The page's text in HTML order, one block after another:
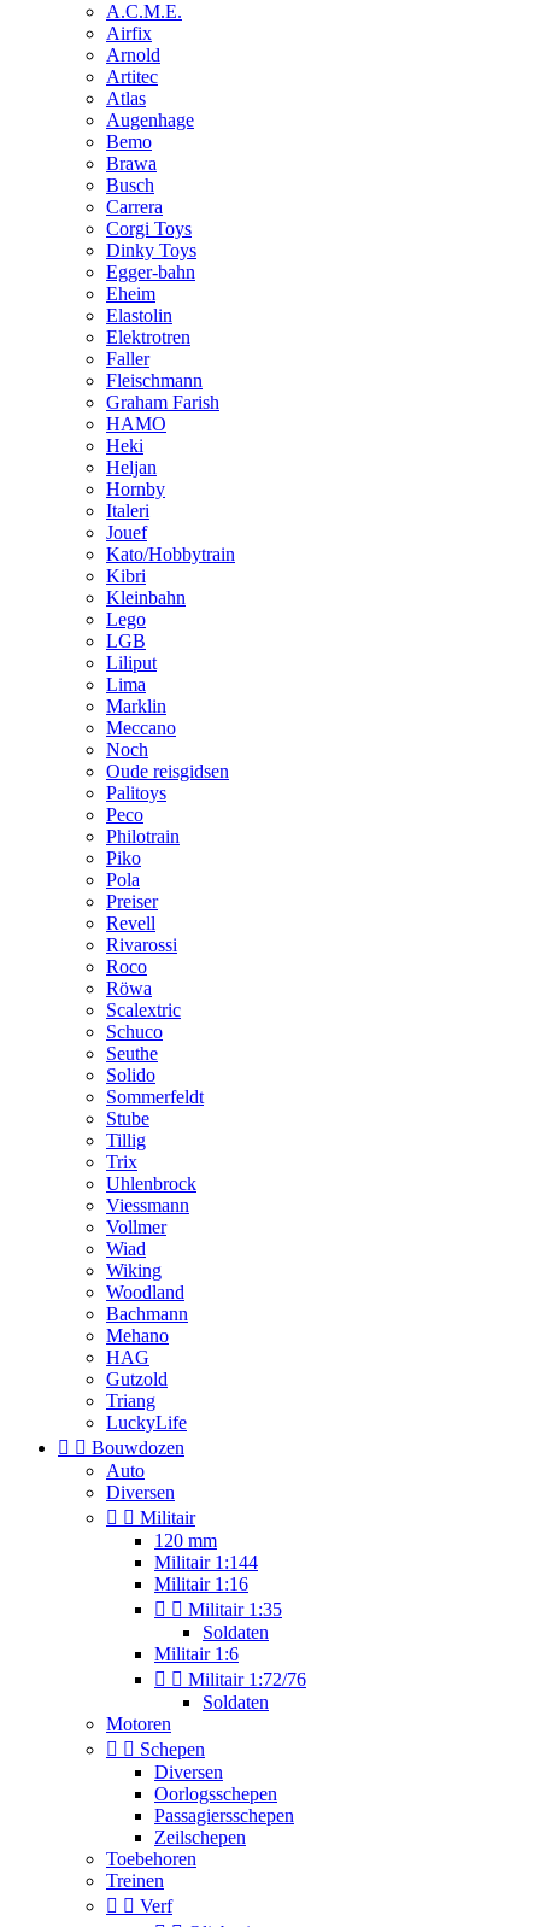
A.C.M.E.
Airfix
Arnold
Artitec
Atlas
Augenhage
Bemo
Brawa
Busch
Carrera
Corgi Toys
Dinky Toys
Egger-bahn
Eheim
Elastolin
Elektrotren
Faller
Fleischmann
Graham Farish
HAMO
Heki
Heljan
Hornby
Italeri
Jouef
Kato/Hobbytrain
Kibri
Kleinbahn
Lego
LGB
Liliput
Lima
Marklin
Meccano
Noch
Oude reisgidsen
Palitoys
Peco
Philotrain
Piko
Pola
Preiser
Revell
Rivarossi
Roco
Röwa
Scalextric
Schuco
Seuthe
Solido
Sommerfeldt
Stube
Tillig
Trix
Uhlenbrock
Viessmann
Vollmer
Wiad
Wiking
Woodland
Bachmann
Mehano
HAG
Gutzold
Triang
LuckyLife
  Bouwdozen
Auto
Diversen
  Militair
120 mm
Militair 1:144
Militair 1:16
  Militair 1:35
Soldaten
Militair 1:6
  Militair 1:72/76
Soldaten
Motoren
  Schepen
Diversen
Oorlogsschepen
Passagiersschepen
Zeilschepen
Toebehoren
Treinen
  Verf